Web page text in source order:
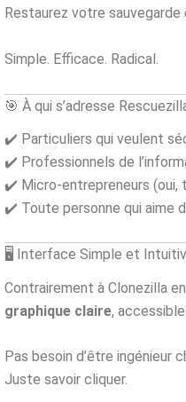
Restaurez votre
Simple. Efficace. Radical.
🎯 À qui s’adresse
✔️ Particuliers qui veulent
✔️ Professionnels de
✔️ Micro-entrepreneurs (oui,
✔️ Toute personne qui aime
🖥️ Interface Simple et
Contrairement à Clonezilla
graphique claire,
Pas besoin d’être ingénieur
Juste savoir cliquer.